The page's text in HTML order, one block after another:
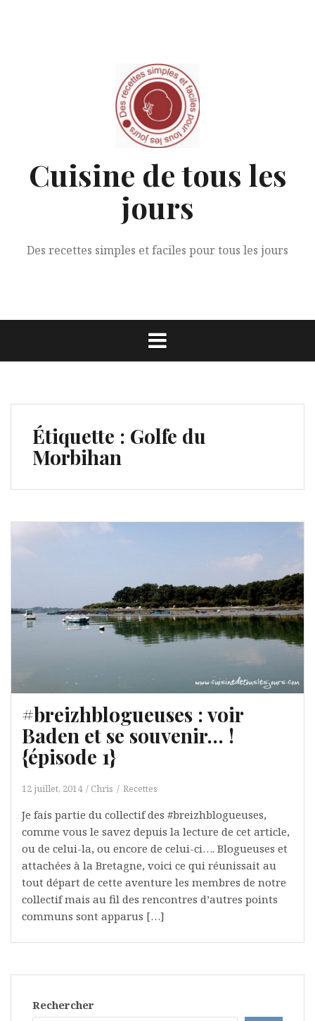
Cuisine de tous les
jours
Des recettes simples et faciles pour tous les jours
Étiquette : Golfe du
Morbihan
#breizhblogueuses : voir
Baden et se souvenir… !
{épisode 1}
12 juillet, 2014 Chris Recettes
Je fais partie du collectif des #breizhblogueuses,
comme vous le savez depuis la lecture de cet article,
ou de celui-la, ou encore de celui-ci…. Blogueuses et
attachées à la Bretagne, voici ce qui réunissait au
tout départ de cette aventure les membres de notre
collectif mais au fil des rencontres d’autres points
communs sont apparus […]
Rechercher